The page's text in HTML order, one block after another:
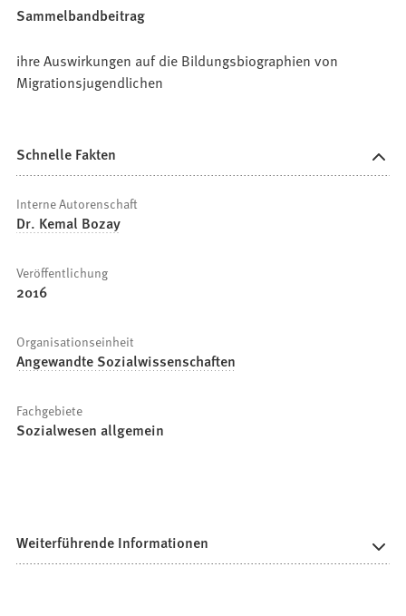
Sammelbandbeitrag
ihre Auswirkungen auf die Bildungsbiographien von
Migrationsjugendlichen
Schnelle Fakten
Interne Autorenschaft
Dr. Kemal Bozay
Veröffentlichung
2016
Organisationseinheit
Angewandte Sozialwissenschaften
Fachgebiete
Sozialwesen allgemein
Weiterführende Informationen